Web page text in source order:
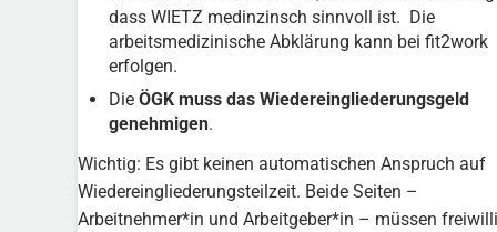
dass WIETZ medinzinsch sinnvoll ist. Die
arbeitsmedizinische Abklärung kann bei fit2work
erfolgen.
Die ÖGK muss das Wiedereingliederungsgeld
genehmigen.
Wichtig: Es gibt keinen automatischen Anspruch auf
Wiedereingliederungsteilzeit. Beide Seiten –
Arbeitnehmer*in und Arbeitgeber*in – müssen